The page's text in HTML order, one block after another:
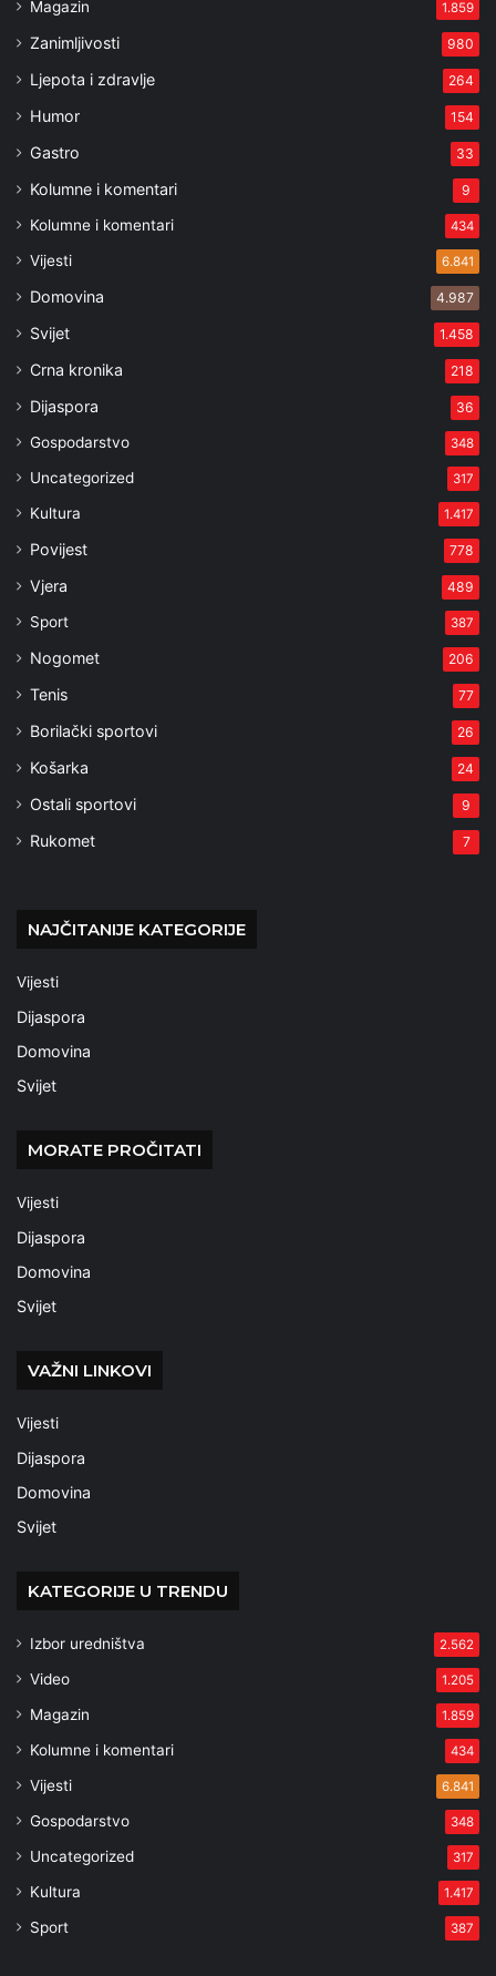
Magazin 1.859
Zanimljivosti 980
Ljepota i zdravlje 264
Humor 154
Gastro 33
Kolumne i komentari 9
Kolumne i komentari 434
Vijesti 6.841
Domovina 4.987
Svijet 1.458
Crna kronika 218
Dijaspora 36
Gospodarstvo 348
Uncategorized 317
Kultura 1.417
Povijest 778
Vjera 489
Sport 387
Nogomet 206
Tenis 77
Borilački sportovi 26
Košarka 24
Ostali sportovi 9
Rukomet 7
NAJČITANIJE KATEGORIJE
Vijesti
Dijaspora
Domovina
Svijet
MORATE PROČITATI
Vijesti
Dijaspora
Domovina
Svijet
VAŽNI LINKOVI
Vijesti
Dijaspora
Domovina
Svijet
KATEGORIJE U TRENDU
Izbor uredništva 2.562
Video 1.205
Magazin 1.859
Kolumne i komentari 434
Vijesti 6.841
Gospodarstvo 348
Uncategorized 317
Kultura 1.417
Sport 387